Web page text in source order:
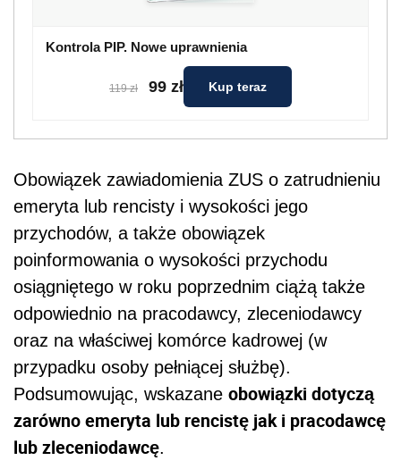
Kontrola PIP. Nowe uprawnienia
119 zł 99 zł Kup teraz
Obowiązek zawiadomienia ZUS o zatrudnieniu
emeryta lub rencisty i wysokości jego
przychodów, a także obowiązek
poinformowania o wysokości przychodu
osiągniętego w roku poprzednim ciążą także
odpowiednio na pracodawcy, zleceniodawcy
oraz na właściwej komórce kadrowej (w
przypadku osoby pełniącej służbę).
Podsumowując, wskazane obowiązki dotyczą
zarówno emeryta lub rencistę jak i pracodawcę
lub zleceniodawcę.